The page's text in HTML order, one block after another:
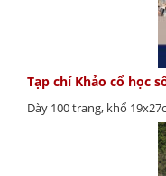
Tạp chí Khảo cổ học
Dày 100 trang, khổ